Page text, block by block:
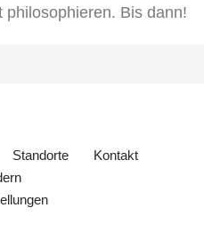
Bis dann!
Standorte
Kontakt